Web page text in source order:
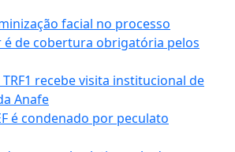
facial no processo
de cobertura obrigatória pelos
recebe visita institucional de
Anafe
é condenado por peculato